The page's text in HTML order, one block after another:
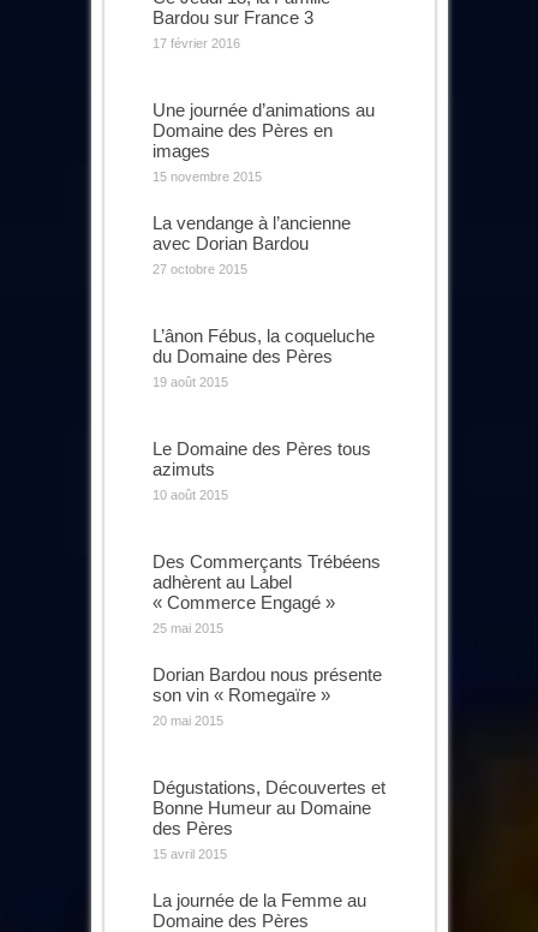
Bardou sur France 3
17 février 2016
Une journée d’animations au
Domaine des Pères en
images
15 novembre 2015
La vendange à l’ancienne
avec Dorian Bardou
27 octobre 2015
L’ânon Fébus, la coqueluche
du Domaine des Pères
19 août 2015
Le Domaine des Pères tous
azimuts
10 août 2015
Des Commerçants Trébéens
adhèrent au Label
« Commerce Engagé »
25 mai 2015
Dorian Bardou nous présente
son vin « Romegaïre »
20 mai 2015
Dégustations, Découvertes et
Bonne Humeur au Domaine
des Pères
15 avril 2015
La journée de la Femme au
Domaine des Pères